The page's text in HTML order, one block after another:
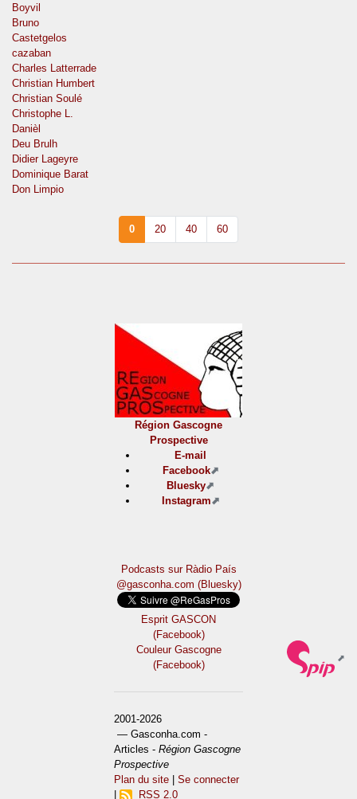
Boyvil
Bruno
Castetgelos
cazaban
Charles Latterrade
Christian Humbert
Christian Soulé
Christophe L.
Danièl
Deu Brulh
Didier Lageyre
Dominique Barat
Don Limpio
0 20 40 60
Région Gascogne
Prospective
E-mail
Facebook
Bluesky
Instagram
Podcasts sur Ràdio País
@gasconha.com (Bluesky)
Esprit GASCON
(Facebook)
Couleur Gascogne
(Facebook)
2001-2026
— Gasconha.com -
Articles -Région Gascogne
Prospective
Plan du site |Se connecter
|
RSS 2.0